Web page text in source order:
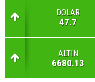
DOLAR
47.7
ALTIN
6680.13